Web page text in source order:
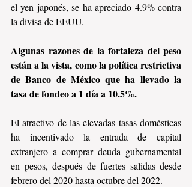
el yen japonés, se ha apreciado 4.9% contra
la divisa de EEUU.
Algunas razones de la fortaleza del peso
están a la vista, como la política restrictiva
de Banco de México que ha llevado la
tasa de fondeo a 1 día a 10.5%.
El atractivo de las elevadas tasas domésticas
ha incentivado la entrada de capital
extranjero a comprar deuda gubernamental
en pesos, después de fuertes salidas desde
febrero del 2020 hasta octubre del 2022.